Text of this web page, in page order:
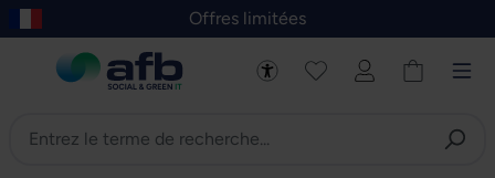
au contenu principal
Skip to B2B platform navigation
Offres limitées